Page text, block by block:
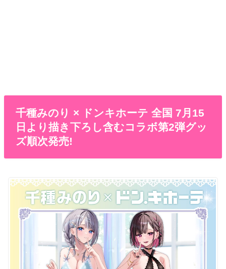
千種みのり × ドンキホーテ 全国 7月15
日より描き下ろし含むコラボ第2弾グッ
ズ順次発売!